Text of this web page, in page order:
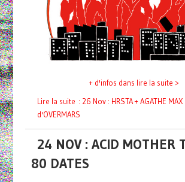
+ d'infos dans lire la suite >
Lire la suite : 26 Nov : HRSTA + AGATHE MAX
d'OVERMARS
24 NOV : ACID MOTHER
80 DATES